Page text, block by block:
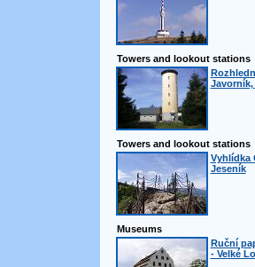
Towers and lookout stations
Javorník,
Towers and lookout stations
Vyhlídka
Jeseník
Museums
Ruční
- Velké